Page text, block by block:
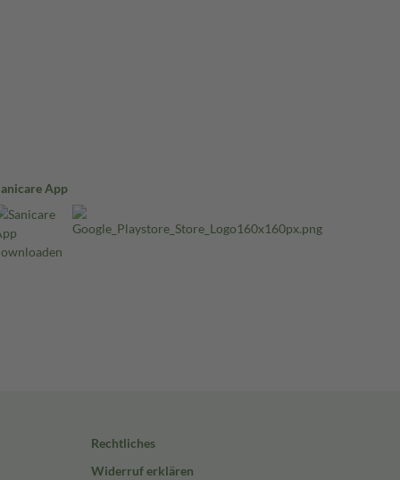
App
Rechtliches
Widerruf erklären